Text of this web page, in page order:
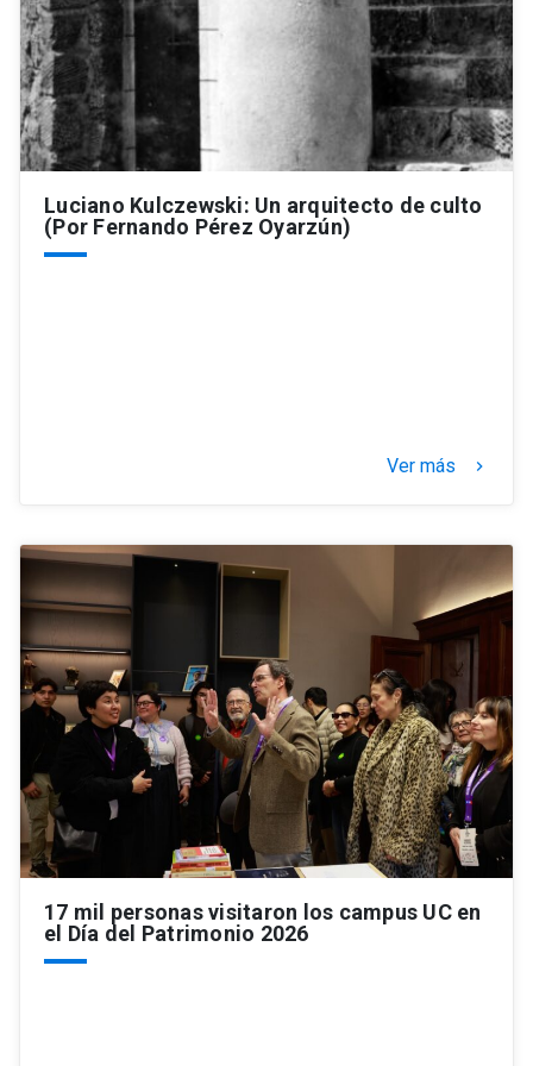
Luciano Kulczewski: Un arquitecto de culto
(Por Fernando Pérez Oyarzún)
Ver más keyboard_arrow_right
17 mil personas visitaron los campus UC en
el Día del Patrimonio 2026